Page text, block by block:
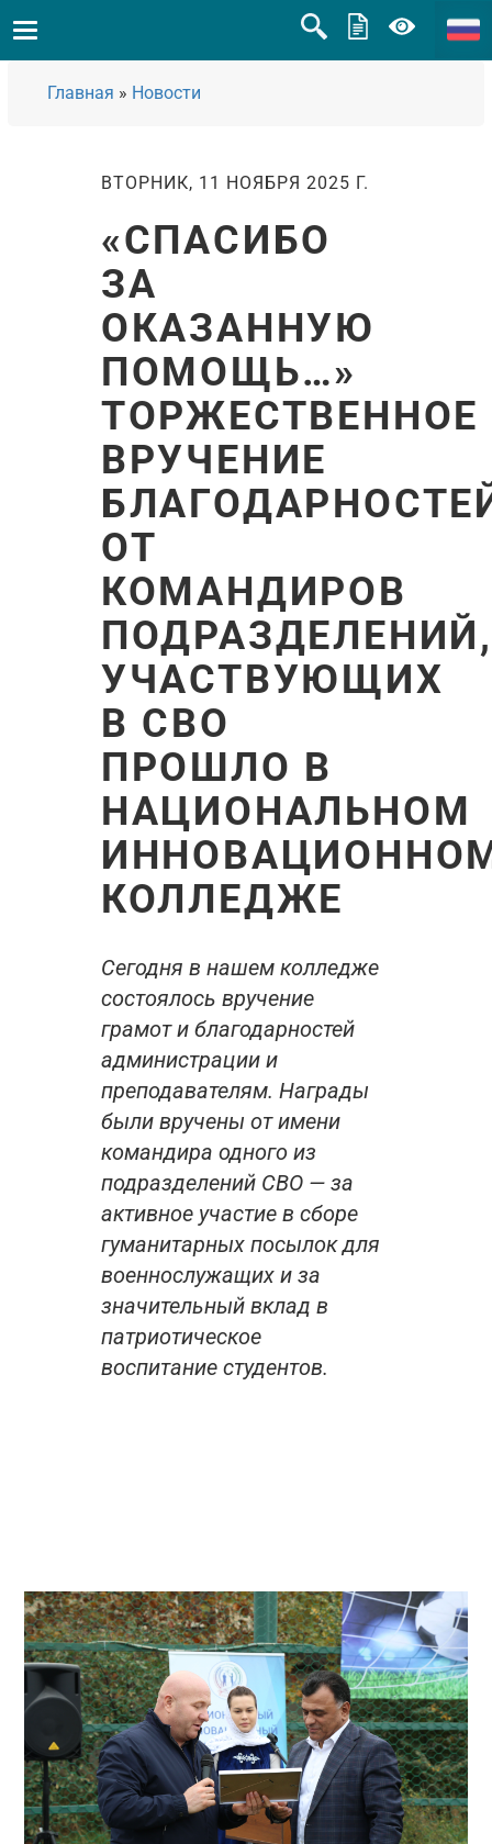
Главная » Новости
ВТОРНИК, 11 НОЯБРЯ 2025 Г.
«СПАСИБО
ЗА
ОКАЗАННУЮ
ПОМОЩЬ…»
ТОРЖЕСТВЕННОЕ
ВРУЧЕНИЕ
ОТ
КОМАНДИРОВ
ПОДРАЗДЕЛЕНИЙ,
УЧАСТВУЮЩИХ
В СВО
ПРОШЛО В
НАЦИОНАЛЬНОМ
КОЛЛЕДЖЕ
Сегодня в нашем колледже
состоялось вручение
грамот и благодарностей
администрации и
преподавателям. Награды
были вручены от имени
командира одного из
подразделений СВО — за
активное участие в сборе
гуманитарных посылок для
военнослужащих и за
значительный вклад в
патриотическое
воспитание студентов.